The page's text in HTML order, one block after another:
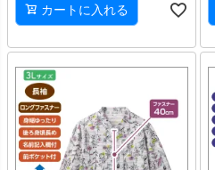
カートに入れる